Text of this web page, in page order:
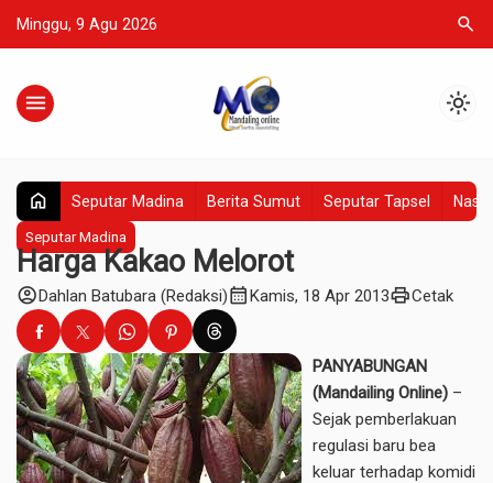
Minggu, 9 Agu 2026 search
menu light_mode
home Seputar Madina Berita Sumut Seputar Tapsel
Seputar Madina
Harga Kakao Melorot
account_circleDahlan Batubara (Redaksi)calendar_monthKamis, 18 Apr 2013printCetak
PANYABUNGAN
(Mandailing Online) –
Sejak pemberlakuan
regulasi baru bea
keluar terhadap komidi